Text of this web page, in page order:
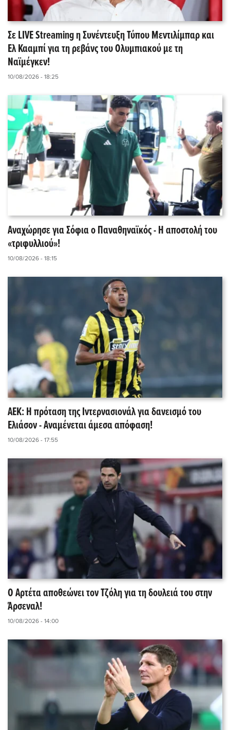
Σε LIVE Streaming η Συνέντευξη Τύπου Μεντιλίμπαρ και
Ελ Κααμπί για τη ρεβάνς του Ολυμπιακού με τη
Ναϊμέγκεν!
10/08/2026 - 18:25
Αναχώρησε για Σόφια ο Παναθηναϊκός - Η αποστολή του
«τριφυλλιού»!
10/08/2026 - 18:15
ΑΕΚ: Η πρόταση της Ιντερνασιονάλ για δανεισμό του
Ελιάσον - Αναμένεται άμεσα απόφαση!
10/08/2026 - 17:55
Ο Αρτέτα αποθεώνει τον Τζόλη για τη δουλειά του στην
Άρσεναλ!
10/08/2026 - 14:00